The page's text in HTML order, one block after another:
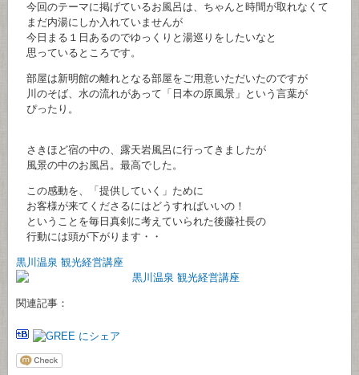
今回のテーマに掲げているお風呂は、ちゃんと時間が取れなくて
まだ内湯にしか入れていませんが
今日まる１日あるのでゆっくりと湯巡りをしたいなと
思っているところです。
部屋は新明館の離れとなる部屋をご用意いただいたのですが
川のそば、水の流れがあって「日本の原風景」という言葉が
ぴったり。
さきほど宿の中の、露天岩風呂に行ってきましたが
風景の中のお風呂。最高でした。
この感動を、「提供していく」ために
お客様が来てくださるにはどうすればいいの！
ということを毎日真剣に考えていられた後藤社長の
行動には頭が下がります・・
黒川温泉 観光経営講座
関連記事：